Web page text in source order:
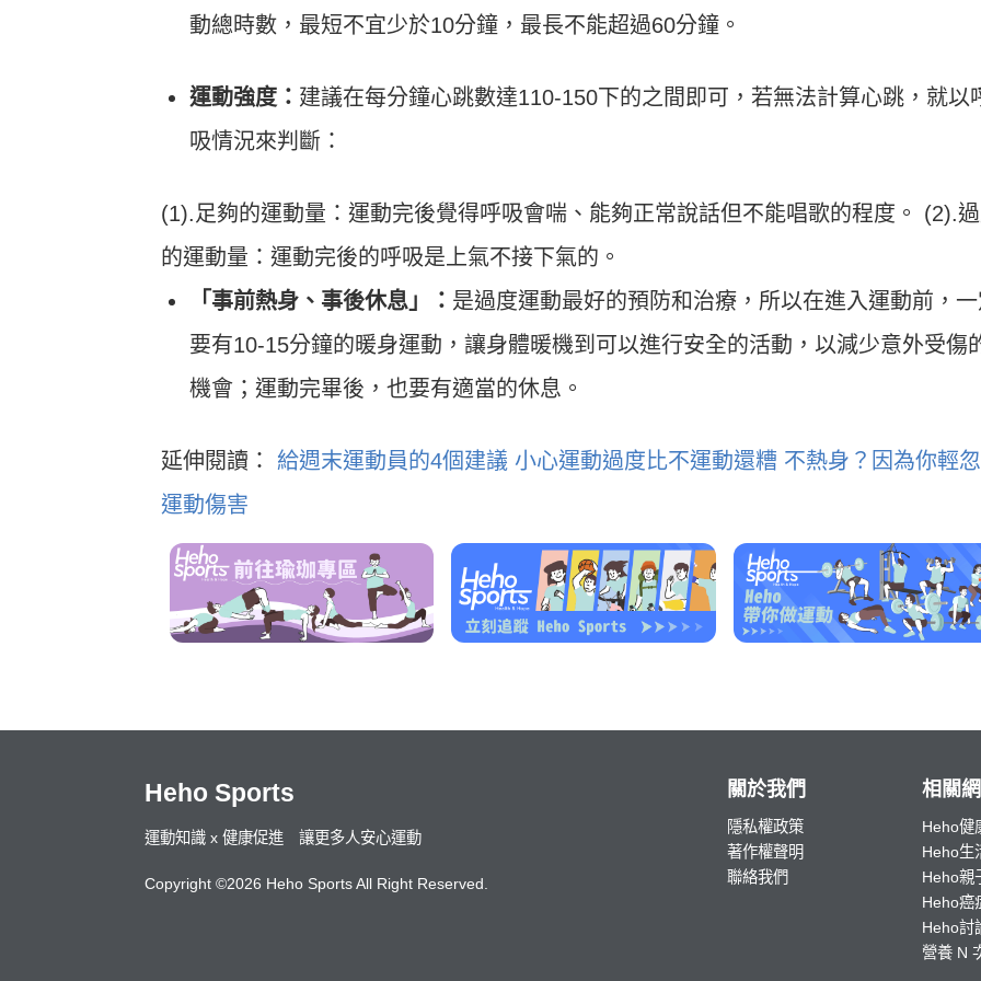
動總時數，最短不宜少於10分鐘，最長不能超過60分鐘。
運動強度： 建議在每分鐘心跳數達110-150下的之間即可，若無法計算心跳，就以
吸情況來判斷：
(1).足夠的運動量：運動完後覺得呼吸會喘、能夠正常說話但不能唱歌的程度。 (2).
的運動量：運動完後的呼吸是上氣不接下氣的。
「事前熱身、事後休息」： 是過度運動最好的預防和治療，所以在進入運動前，一
要有10-15分鐘的暖身運動，讓身體暖機到可以進行安全的活動，以減少意外受傷
機會；運動完畢後，也要有適當的休息。
延伸閱讀： 給週末運動員的4個建議 小心運動過度比不運動還糟 不熱身？因為你輕
運動傷害
Heho Sports
運動知識 x 健康促進 讓更多人安心運動
Copyright ©2026 Heho Sports All Right Reserved.
關於我們
隱私權政策
著作權聲明
聯絡我們
相關
Heho健
Heho生
Heho親
Heho癌
Heho討
營養 N